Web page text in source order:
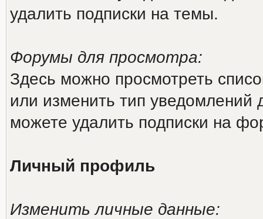
удалить подписки на темы.
Форумы для просмотра:
Здесь можно просмотреть
или изменить тип
можете удалить подписки на
Личный профиль
Изменить личные данные: